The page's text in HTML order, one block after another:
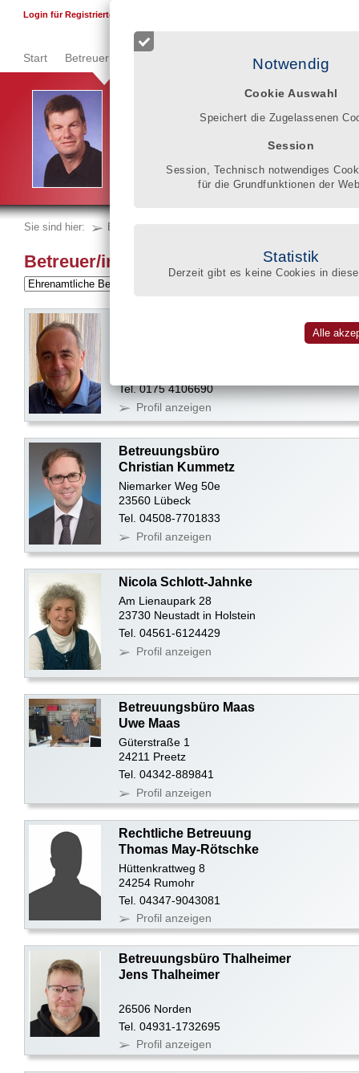
Notwendig
Cookie Auswahl
Speichert die Zugelassenen
Session
Session, Technisch notwendiges
für die Grundfunktionen der
Statistik
Derzeit gibt es keine Cookies in
Start Betreuer finden Registrierung
eine umfassende Kompetenz und kontinuierliches
Arbeitsweisen für jedermann sichtbar.
Rainer Althoff
Login für Registrierte
Sie sind hier: Betreuer finden
Betreuer/innen nach Tätigkeitsfeldern
Betreuungsverein Herberge e.V.
Tel. 0175 4106690
Profil anzeigen
Betreuungsbüro
Christian Kummetz
Niemarker Weg 50e
23560 Lübeck
Tel. 04508-7701833
Profil anzeigen
Nicola Schlott-Jahnke
Am Lienaupark 28
23730 Neustadt in Holstein
Tel. 04561-6124429
Profil anzeigen
Betreuungsbüro Maas
Uwe Maas
Güterstraße 1
24211 Preetz
Tel. 04342-889841
Profil anzeigen
Rechtliche Betreuung
Thomas May-Rötschke
Hüttenkrattweg 8
24254 Rumohr
Tel. 04347-9043081
Profil anzeigen
Betreuungsbüro Thalheimer
Jens Thalheimer
26506 Norden
Tel. 04931-1732695
Profil anzeigen